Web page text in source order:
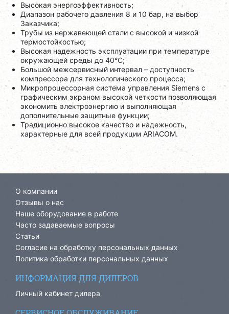
Высокая энергоэффективность;
Диапазон рабочего давления 8 и 10 бар, на выбор
Заказчика;
Трубы из нержавеющей стали с высокой и низкой
термостойкостью;
Высокая надежность эксплуатации при температуре
окружающей среды до 40°C;
Большой межсервисный интервал – доступность
компрессора для технологического процесса;
Микропроцессорная система управления Siemens c
графическим экраном высокой четкости позволяющая
экономить электроэнергию и выполняющая
дополнительные защитные функции;
Традиционно высокое качество и надежность,
характерные для всей продукции ARIACOM.
О компании
Отзывы о нас
Наше оборудование в работе
Часто задаваемые вопросы
Статьи
Согласие на обработку персональных данных
Политика обработки персональных данных
ИНФОРМАЦИЯ ДЛЯ ДИЛЕРОВ
Личный кабинет дилера